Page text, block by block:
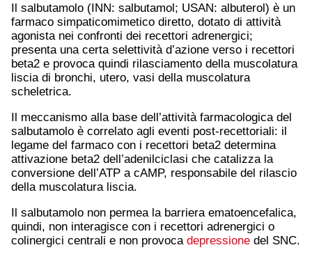
Il salbutamolo (INN: salbutamol; USAN: albuterol) è un
farmaco simpaticomimetico diretto, dotato di attività
agonista nei confronti dei recettori adrenergici;
presenta una certa selettività d’azione verso i recettori
beta2 e provoca quindi rilasciamento della muscolatura
liscia di bronchi, utero, vasi della muscolatura
scheletrica.
Il meccanismo alla base dell’attività farmacologica del
salbutamolo è correlato agli eventi post-recettoriali: il
legame del farmaco con i recettori beta2 determina
attivazione beta2 dell’adenilciclasi che catalizza la
conversione dell’ATP a cAMP, responsabile del rilascio
della muscolatura liscia.
Il salbutamolo non permea la barriera ematoencefalica,
quindi, non interagisce con i recettori adrenergici o
colinergici centrali e non provoca depressione del SNC.